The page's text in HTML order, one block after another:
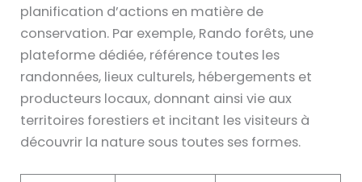
planification d’actions en matière de
conservation. Par exemple, Rando forêts, une
plateforme dédiée, référence toutes les
randonnées, lieux culturels, hébergements et
producteurs locaux, donnant ainsi vie aux
territoires forestiers et incitant les visiteurs à
découvrir la nature sous toutes ses formes.